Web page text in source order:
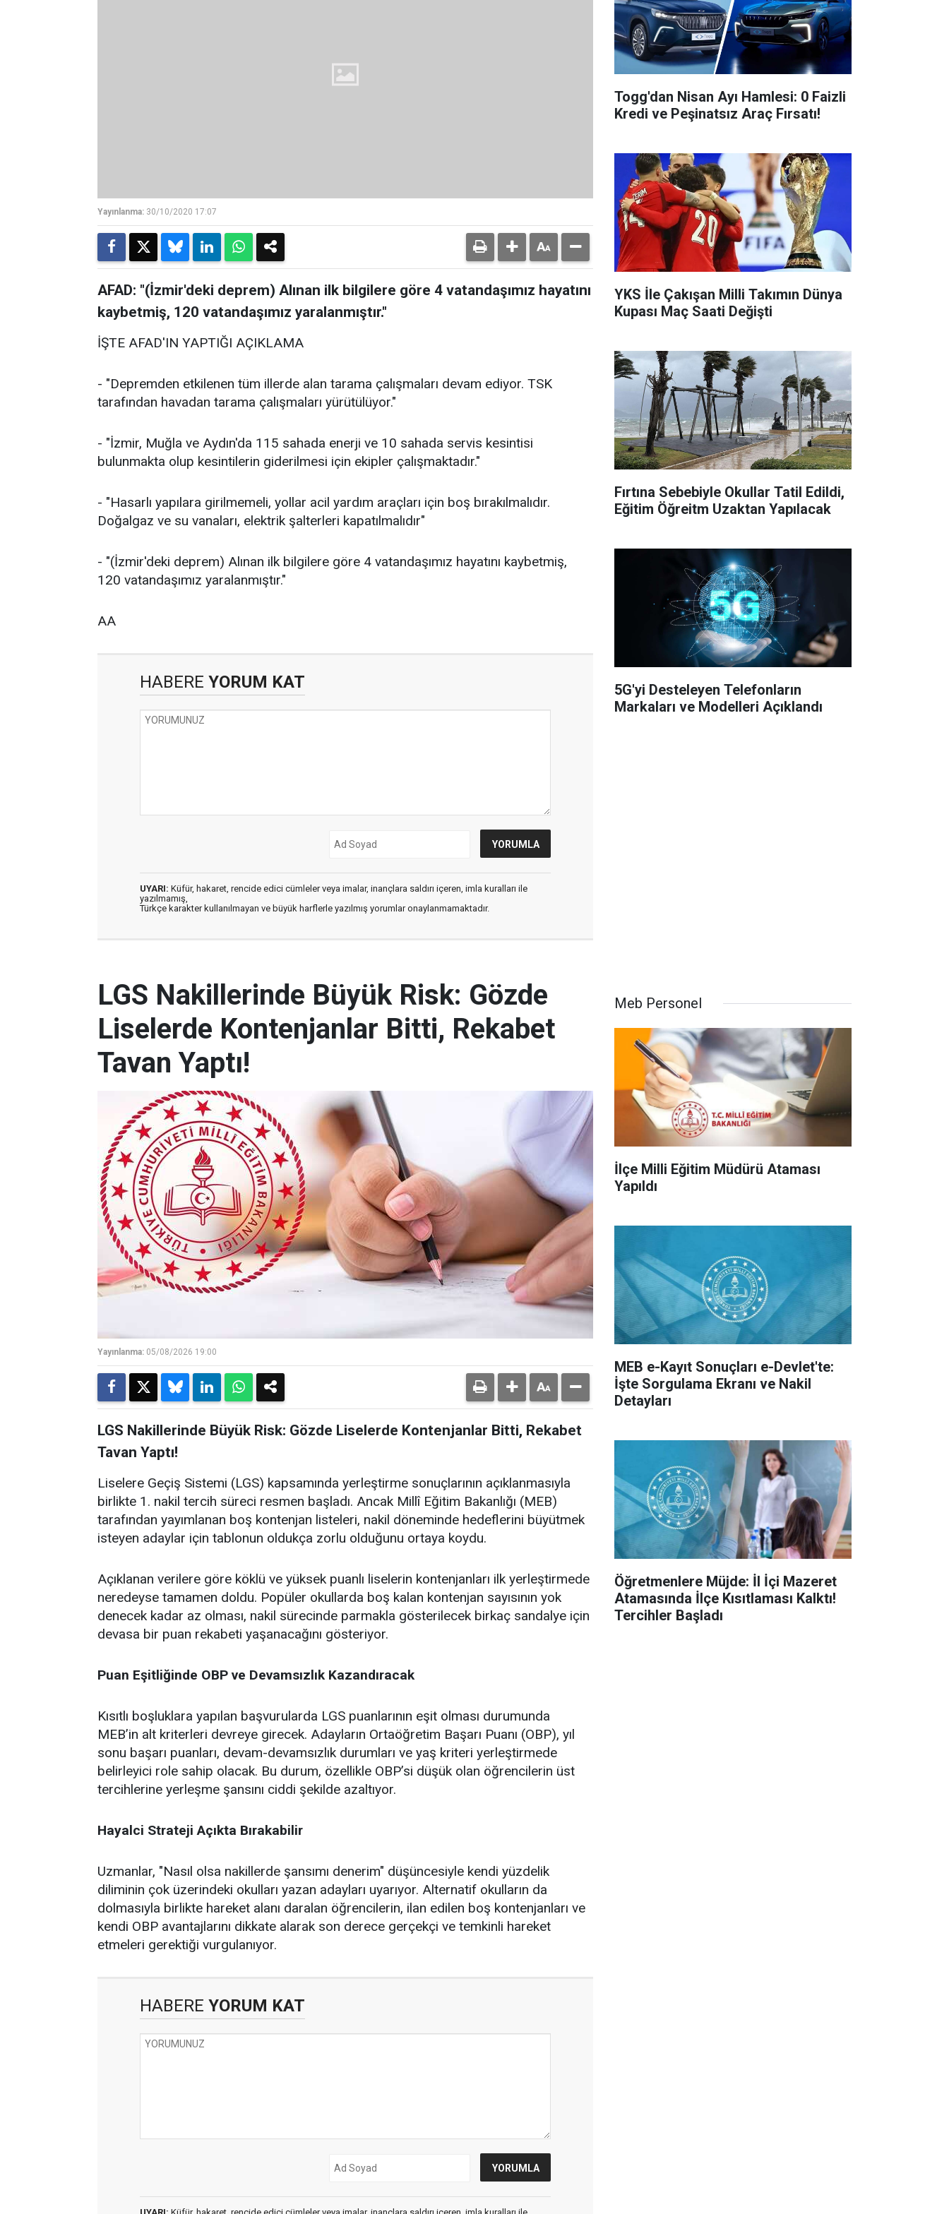
Yayınlanma: 30/10/2020 17:07
AFAD: "(İzmir'deki deprem) Alınan ilk bilgilere göre 4 vatandaşımız hayatını
kaybetmiş, 120 vatandaşımız yaralanmıştır."
İŞTE AFAD'IN YAPTIĞI AÇIKLAMA
- "Depremden etkilenen tüm illerde alan tarama çalışmaları devam ediyor. TSK
tarafından havadan tarama çalışmaları yürütülüyor."
- "İzmir, Muğla ve Aydın'da 115 sahada enerji ve 10 sahada servis kesintisi
bulunmakta olup kesintilerin giderilmesi için ekipler çalışmaktadır."
- "Hasarlı yapılara girilmemeli, yollar acil yardım araçları için boş bırakılmalıdır.
Doğalgaz ve su vanaları, elektrik şalterleri kapatılmalıdır"
- "(İzmir'deki deprem) Alınan ilk bilgilere göre 4 vatandaşımız hayatını kaybetmiş,
120 vatandaşımız yaralanmıştır."
AA
HABERE YORUM KAT
UYARI: Küfür, hakaret, rencide edici cümleler veya imalar, inançlara saldırı içeren, imla kuralları ile
yazılmamış,
Türkçe karakter kullanılmayan ve büyük harflerle yazılmış yorumlar onaylanmamaktadır.
Togg'dan Nisan Ayı Hamlesi: 0 Faizli
Kredi ve Peşinatsız Araç Fırsatı!
YKS İle Çakışan Milli Takımın Dünya
Kupası Maç Saati Değişti
Fırtına Sebebiyle Okullar Tatil Edildi,
Eğitim Öğreitm Uzaktan Yapılacak
5G'yi Desteleyen Telefonların
Markaları ve Modelleri Açıklandı
LGS Nakillerinde Büyük Risk: Gözde
Liselerde Kontenjanlar Bitti, Rekabet
Tavan Yaptı!
Yayınlanma: 05/08/2026 19:00
LGS Nakillerinde Büyük Risk: Gözde Liselerde Kontenjanlar Bitti, Rekabet
Tavan Yaptı!
Liselere Geçiş Sistemi (LGS) kapsamında yerleştirme sonuçlarının açıklanmasıyla
birlikte 1. nakil tercih süreci resmen başladı. Ancak Millî Eğitim Bakanlığı (MEB)
tarafından yayımlanan boş kontenjan listeleri, nakil döneminde hedeflerini büyütmek
isteyen adaylar için tablonun oldukça zorlu olduğunu ortaya koydu.
Açıklanan verilere göre köklü ve yüksek puanlı liselerin kontenjanları ilk yerleştirmede
neredeyse tamamen doldu. Popüler okullarda boş kalan kontenjan sayısının yok
denecek kadar az olması, nakil sürecinde parmakla gösterilecek birkaç sandalye için
devasa bir puan rekabeti yaşanacağını gösteriyor.
Puan Eşitliğinde OBP ve Devamsızlık Kazandıracak
Kısıtlı boşluklara yapılan başvurularda LGS puanlarının eşit olması durumunda
MEB’in alt kriterleri devreye girecek. Adayların Ortaöğretim Başarı Puanı (OBP), yıl
sonu başarı puanları, devam-devamsızlık durumları ve yaş kriteri yerleştirmede
belirleyici role sahip olacak. Bu durum, özellikle OBP’si düşük olan öğrencilerin üst
tercihlerine yerleşme şansını ciddi şekilde azaltıyor.
Hayalci Strateji Açıkta Bırakabilir
Uzmanlar, "Nasıl olsa nakillerde şansımı denerim" düşüncesiyle kendi yüzdelik
diliminin çok üzerindeki okulları yazan adayları uyarıyor. Alternatif okulların da
dolmasıyla birlikte hareket alanı daralan öğrencilerin, ilan edilen boş kontenjanları ve
kendi OBP avantajlarını dikkate alarak son derece gerçekçi ve temkinli hareket
etmeleri gerektiği vurgulanıyor.
HABERE YORUM KAT
Meb Personel
İlçe Milli Eğitim Müdürü Ataması
Yapıldı
MEB e-Kayıt Sonuçları e-Devlet'te:
İşte Sorgulama Ekranı ve Nakil
Detayları
Öğretmenlere Müjde: İl İçi Mazeret
Atamasında İlçe Kısıtlaması Kalktı!
Tercihler Başladı